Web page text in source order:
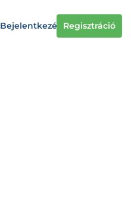
Bejelentkezés Regisztráció